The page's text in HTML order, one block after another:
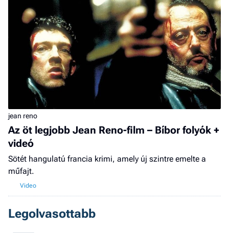
jean reno
Az öt legjobb Jean Reno-film – Bíbor folyók +
videó
Sötét hangulatú francia krimi, amely új szintre emelte a
műfajt.
Legolvasottabb